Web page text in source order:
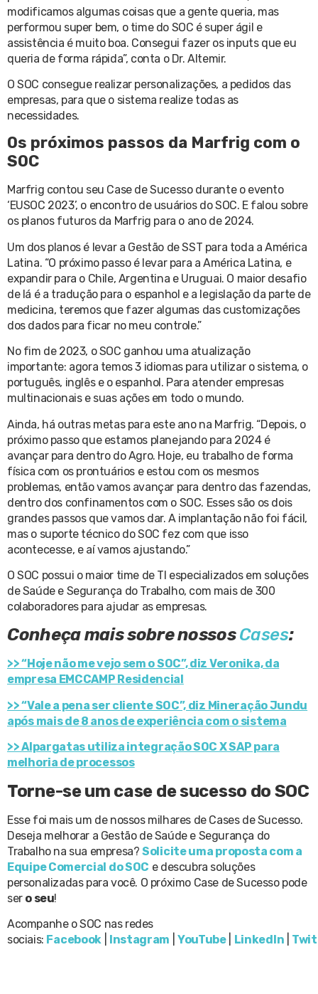
modificamos algumas coisas que a gente queria, mas
performou super bem, o time do SOC é super ágil e
assistência é muito boa. Consegui fazer os inputs que eu
queria de forma rápida”, conta o Dr. Altemir.
O SOC consegue realizar personalizações, a pedidos das
empresas, para que o sistema realize todas as
necessidades.
Os próximos passos da Marfrig com o
SOC
Marfrig contou seu Case de Sucesso durante o evento
‘EUSOC 2023’, o encontro de usuários do SOC. E falou sobre
os planos futuros da Marfrig para o ano de 2024.
Um dos planos é levar a Gestão de SST para toda a América
Latina. “O próximo passo é levar para a América Latina, e
expandir para o Chile, Argentina e Uruguai. O maior desafio
de lá é a tradução para o espanhol e a legislação da parte de
medicina, teremos que fazer algumas das customizações
dos dados para ficar no meu controle.”
No fim de 2023, o SOC ganhou uma atualização
importante: agora temos 3 idiomas para utilizar o sistema, o
português, inglês e o espanhol. Para atender empresas
multinacionais e suas ações em todo o mundo.
Ainda, há outras metas para este ano na Marfrig. “Depois, o
próximo passo que estamos planejando para 2024 é
avançar para dentro do Agro. Hoje, eu trabalho de forma
física com os prontuários e estou com os mesmos
problemas, então vamos avançar para dentro das fazendas,
dentro dos confinamentos com o SOC. Esses são os dois
grandes passos que vamos dar. A implantação não foi fácil,
mas o suporte técnico do SOC fez com que isso
acontecesse, e aí vamos ajustando.”
O SOC possui o maior time de TI especializados em soluções
de Saúde e Segurança do Trabalho, com mais de 300
colaboradores para ajudar as empresas.
Conheça mais sobre nossosCases:
>> “Hoje não me vejo sem o SOC”, diz Veronika, da
empresa EMCCAMP Residencial
>> “Vale a pena ser cliente SOC”, diz Mineração Jundu
após mais de 8 anos de experiência com o sistema
>> Alpargatas utiliza integração SOC X SAP para
melhoria de processos
Torne-se um case de sucesso do SOC
Esse foi mais um de nossos milhares de Cases de Sucesso.
Deseja melhorar a Gestão de Saúde e Segurança do
Trabalho na sua empresa?Solicite uma proposta com a
Equipe Comercial do SOC e descubra soluções
personalizadas para você. O próximo Case de Sucesso pode
ser o seu!
Acompanhe o SOC nas redes
sociais: Facebook Instagram YouTube| LinkedIn